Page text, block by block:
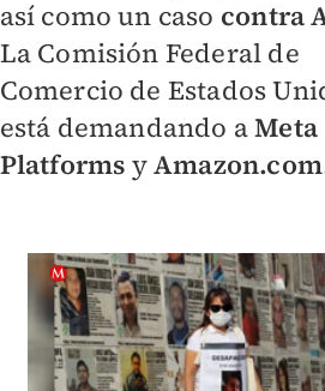
así como un caso contra
La Comisión Federal de
Comercio de Estados
está demandando aMeta
Platforms yAmazon.com